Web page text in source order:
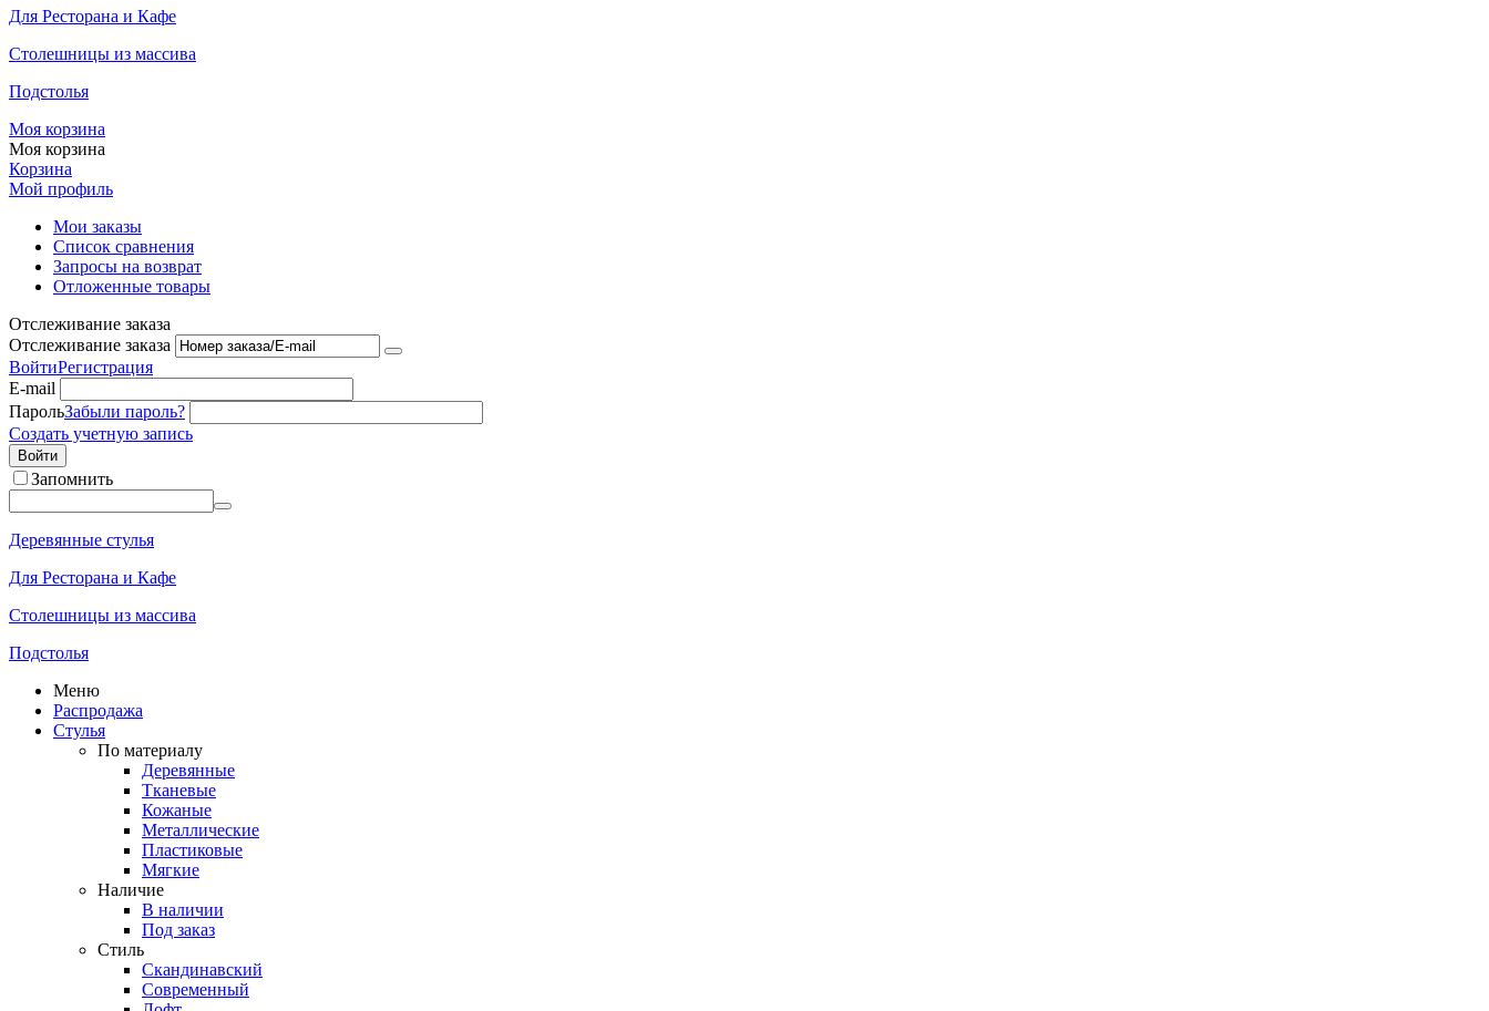
Для Ресторана и Кафе
Столешницы из массива
Подстолья
Моя корзина
Моя корзина
Корзина
Мой профиль
Мои заказы
Список сравнения
Запросы на возврат
Отложенные товары
Отслеживание заказа
Отслеживание заказа
ВойтиРегистрация
E-mail
ПарольЗабыли пароль?
Создать учетную запись
Войти
Запомнить
Деревянные стулья
Для Ресторана и Кафе
Столешницы из массива
Подстолья
Меню
Распродажа
Стулья
По материалу
Деревянные
Тканевые
Кожаные
Металлические
Пластиковые
Мягкие
Наличие
В наличии
Под заказ
Стиль
Скандинавский
Современный